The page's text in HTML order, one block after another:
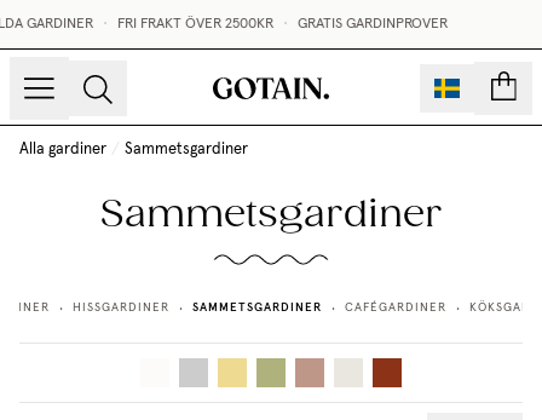
GARDINER FRI FRAKT ÖVER 2500KR GRATIS GARDINPROVER
Alla gardiner / Sammetsgardiner
Sammetsgardiner
• HISSGARDINER • SAMMETSGARDINER • CAFÉGARDINER •